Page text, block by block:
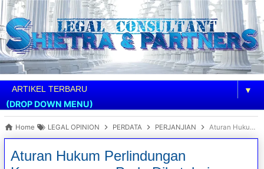
▼
(DROP DOWN MENU)
Home LEGAL OPINION PERDATA PERJANJIAN Aturan Hukum Perlindungan Konsumen yang Perlu Diketahui Konsumen untuk Membentengi Diri dari Pelaku Usaha yang Tidak Bertangggung Jawab ataupun yang Beritikad Tidak Baik
Aturan Hukum Perlindungan